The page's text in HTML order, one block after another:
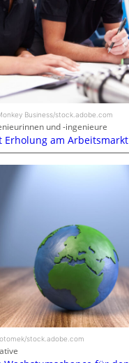
Business/stock.adobe.com
und -ingenieure
Erholung am Arbeitsmarkt
stock.adobe.com